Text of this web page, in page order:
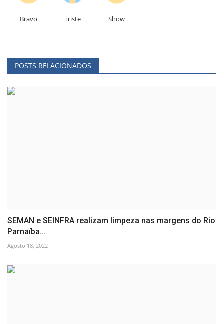
Bravo Triste Show
POSTS RELACIONADOS
SEMAN e SEINFRA realizam limpeza nas margens do Rio
Parnaíba...
Agosto 18, 2022